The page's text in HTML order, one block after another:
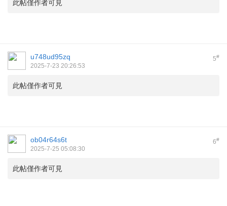
此帖僅作者可見
5#
u748ud95zq
2025-7-23 20:26:53
此帖僅作者可見
6#
ob04r64s6t
2025-7-25 05:08:30
此帖僅作者可見